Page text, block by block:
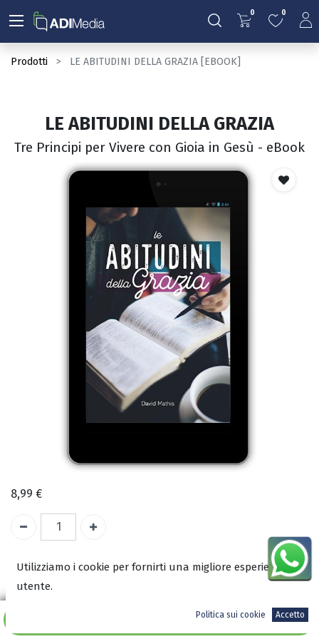
0 0
Prodotti LE ABITUDINI DELLA GRAZIA [EBOOK]
Aggiungi al carrello
LE ABITUDINI DELLA GRAZIA
Tre Principi per Vivere con Gioia in Gesù - eBook
8,99 €
ISBN:
9788899832803
Utilizziamo i cookie per fornirti una migliore esperienza
utente.
Politica sui cookie Accetto